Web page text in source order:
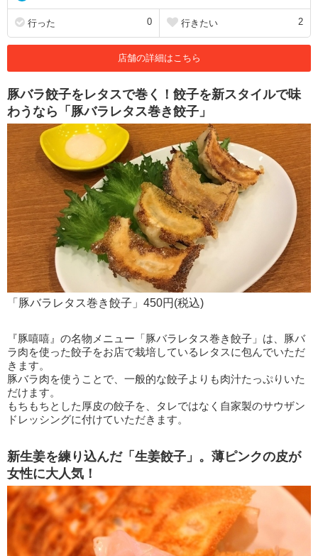
行った 0 行きたい 2
店舗の詳細はこちら
豚バラ餃子をレタスで巻く！餃子を新スタイルで味
わうなら「豚バラレタス巻き餃子」
「豚バラレタス巻き餃子」450円(税込)
『豚嘻嘻』の名物メニュー「豚バラレタス巻き餃子」は、豚バ
ラ肉を使った餃子をお店で栽培しているレタスに包んでいただ
きます。
豚バラ肉を使うことで、一般的な餃子よりも肉汁たっぷりいた
だけます。
もちもちとした厚皮の餃子を、タレではなく自家製のサウザン
ドレッシングに付けていただきます。
新生姜を練り込んだ「生姜餃子」。薄ピンクの皮が
女性に大人気！